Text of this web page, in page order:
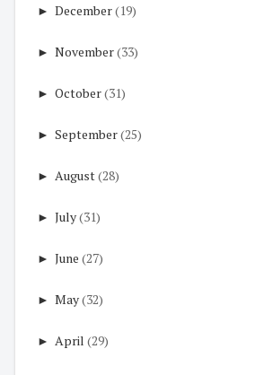
► December(19)
► November(33)
► October(31)
► September(25)
► August(28)
► July(31)
► June (27)
► May(32)
► April (29)